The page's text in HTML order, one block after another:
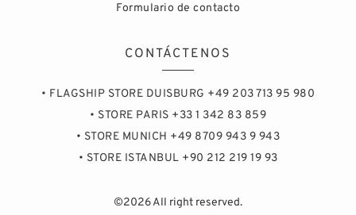
Formulario de contacto
CONTÁCTENOS
• FLAGSHIP STORE DUISBURG +49 203 713 95 980
• STORE PARIS +33 1 342 83 859
• STORE MUNICH +49 8709 943 9 943
• STORE ISTANBUL +90 212 219 19 93
©2026 All right reserved.